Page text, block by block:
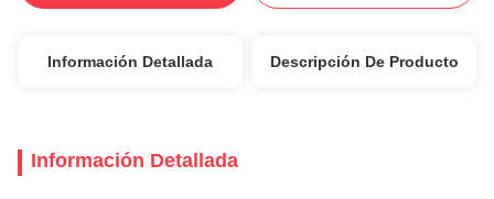
Información Detallada Descripción De Producto
Información Detallada